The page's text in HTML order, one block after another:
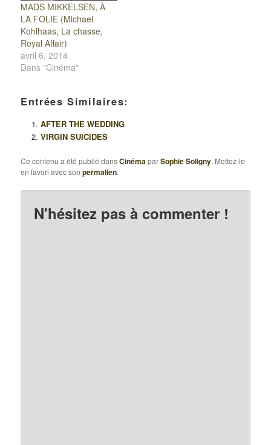
MADS MIKKELSEN, À
LA FOLIE (Michael
Kohlhaas, La chasse,
Royal Affair)
avril 6, 2014
Dans "Cinéma"
Entrées Similaires:
AFTER THE WEDDING
VIRGIN SUICIDES
Ce contenu a été publié dansCinémaparSophie Soligny. Mettez-le
en favori avec sonpermalien.
N'hésitez pas à commenter !